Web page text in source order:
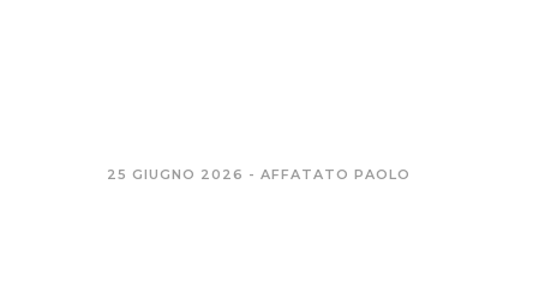
25 GIUGNO 2026 - AFFATATO PAOLO